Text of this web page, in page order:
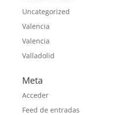
Uncategorized
Valencia
Valencia
Valladolid
Meta
Acceder
Feed de entradas